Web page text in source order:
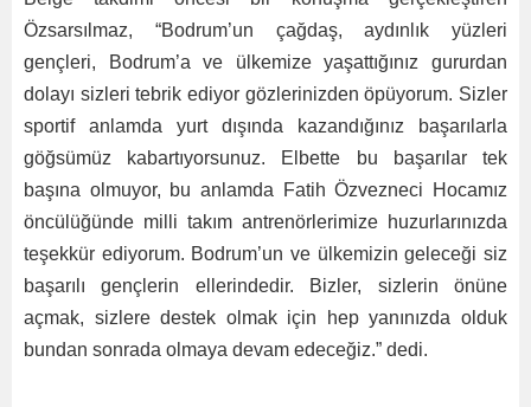
Özsarsılmaz, “Bodrum’un çağdaş, aydınlık yüzleri
gençleri, Bodrum’a ve ülkemize yaşattığınız gururdan
dolayı sizleri tebrik ediyor gözlerinizden öpüyorum. Sizler
sportif anlamda yurt dışında kazandığınız başarılarla
göğsümüz kabartıyorsunuz. Elbette bu başarılar tek
başına olmuyor, bu anlamda Fatih Özvezneci Hocamız
öncülüğünde milli takım antrenörlerimize huzurlarınızda
teşekkür ediyorum. Bodrum’un ve ülkemizin geleceği siz
başarılı gençlerin ellerindedir. Bizler, sizlerin önüne
açmak, sizlere destek olmak için hep yanınızda olduk
bundan sonrada olmaya devam edeceğiz.” dedi.